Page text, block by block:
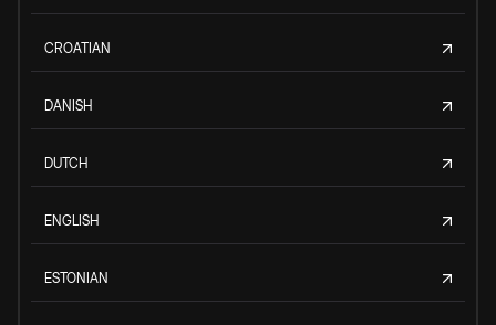
CROATIAN
DANISH
DUTCH
ENGLISH
ESTONIAN